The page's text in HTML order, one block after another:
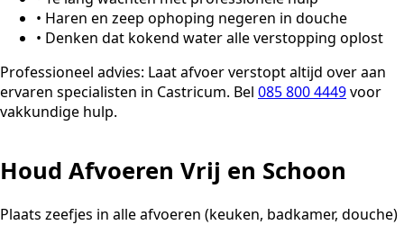
• Haren en zeep ophoping negeren in douche
• Denken dat kokend water alle verstopping oplost
Professioneel advies: Laat afvoer verstopt altijd over aan
ervaren specialisten in Castricum. Bel 085 800 4449voor
vakkundige hulp.
Houd Afvoeren Vrij en Schoon
Plaats zeefjes in alle afvoeren (keuken, badkamer, douche)